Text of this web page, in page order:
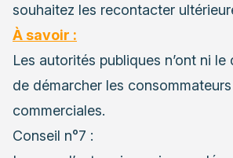
souhaitez les recontacter
À savoir :
Les autorités publiques n’ont ni
de démarcher les
commerciales.
Conseil n°7 :